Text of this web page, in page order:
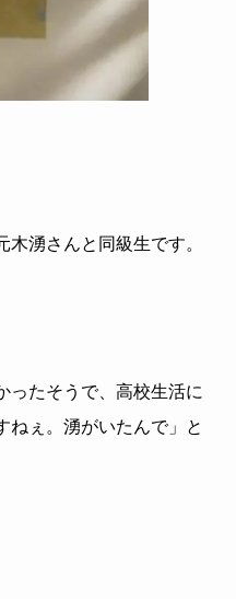
湧さんと同級生です。
ったそうで、高校生活に
ねぇ。湧がいたんで」と